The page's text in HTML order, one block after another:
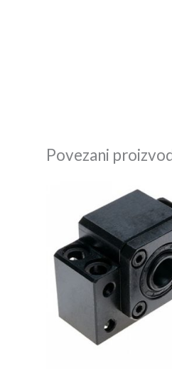
Povezani